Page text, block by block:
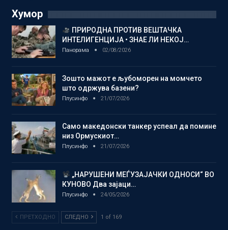
Хумор
ПРИРОДНА ПРОТИВ ВЕШТАЧКА
ИНТЕЛИГЕНЦИЈА • ЗНАЕ ЛИ НЕКОЈ…
Панорама 02/08/2026
Зошто мажот е љубоморен на момчето
што одржува базени?
Плусинфо 21/07/2026
Само македонски танкер успеал да помине
низ Ормускиот…
Плусинфо 21/07/2026
„НАРУШЕНИ МЕЃУЗАЈАЧКИ ОДНОСИ“ ВО
КУНОВО Два зајаци…
Плусинфо 24/05/2026
ПРЕТХОДНО СЛЕДНО 1 of 169